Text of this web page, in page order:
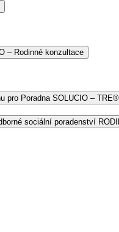
– Rodinné konzultace
pro Poradna SOLUCIO –
sociální poradenství